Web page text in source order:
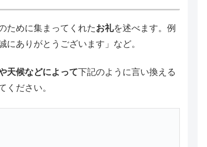
ために集まってくれたお礼を述べます。例
ありがとうございます」など。
天候などによって下記のように言い換える
ください。